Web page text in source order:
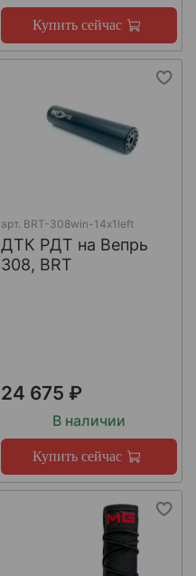
Купить сейчас
арт. BRT-308win-14х1left
ДТК РДТ на Вепрь
308, BRT
24 675 ₽
В наличии
Купить сейчас